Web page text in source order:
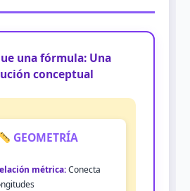
una fórmula: Una
conceptual
GEOMETRÍA
métrica:Conecta